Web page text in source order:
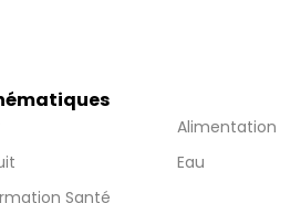
Alimentation
Eau
Santé